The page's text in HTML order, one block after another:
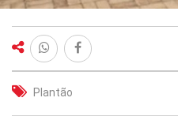
Plantão